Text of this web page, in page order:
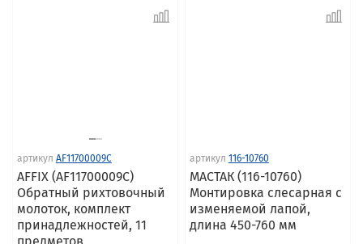
артикул AF11700009C
AFFIX (AF11700009C)
Обратный рихтовочный
молоток, комплект
принадлежностей, 11
артикул 116-10760
МАСТАК (116-10760)
Монтировка слесарная с
изменяемой лапой,
длина 450-760 мм